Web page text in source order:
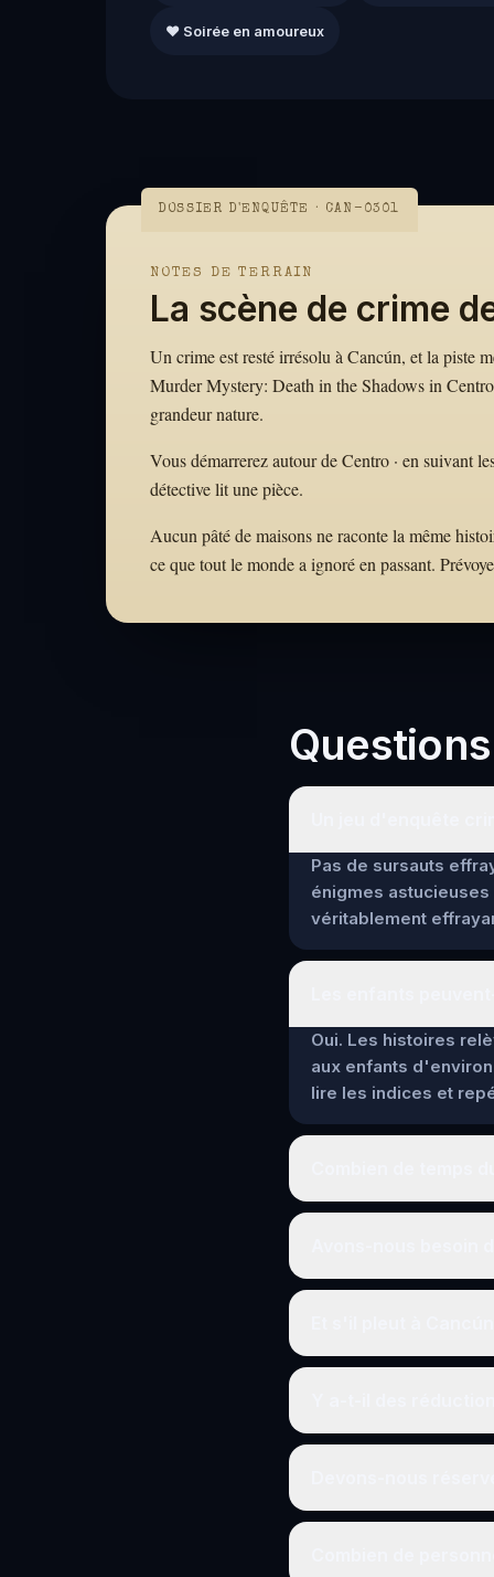
❤️ Soirée en amoureux
DOSSIER D'ENQUÊTE · CAN-0301
NOTES DE TERRAIN
La scène de crime
Un crime est resté irrésolu à Cancún, et la piste
Murder Mystery: Death in the Shadows in
grandeur nature.
Vous démarrerez autour de Centro · en suivant
détective lit une pièce.
Aucun pâté de maisons ne raconte la même
ce que tout le monde a ignoré en passant.
Pas de sursauts
énigmes
véritablement
Oui. Les histoires
aux enfants
lire les indices et